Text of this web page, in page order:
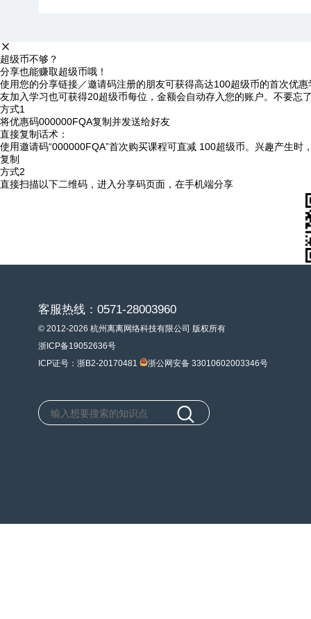
超级币不够？
分享也能赚取超级币哦！
使用您的分享链接／邀请码注册的朋友可获得高达100超级币的首次优
友加入学习也可获得20超级币每位，金额会自动存入您的账户。不要忘
方式1
将优惠码000000FQA复制并发送给好友
直接复制话术：
使用邀请码“000000FQA”首次购买课程可直减 100超级币。兴趣产生时
复制
方式2
直接扫描以下二维码，进入分享码页面，在手机端分享
客服热线：0571-28003960
© 2012-2026 杭州离离网络科技有限公司 版权所有
浙ICP备19052636号
ICP证号：浙B2-20170481
浙公网安备 33010602003346号